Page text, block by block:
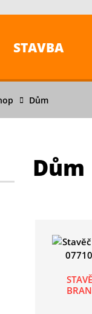
STAVBA
Dům
Dům